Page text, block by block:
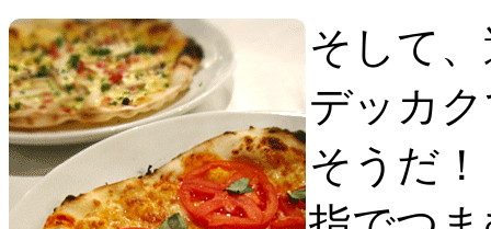
そして
デッカ
そうだ！